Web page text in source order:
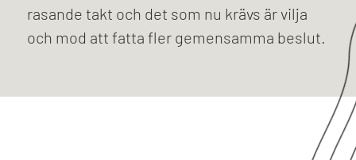
rasande takt och det som nu krävs är vilja
och mod att fatta fler gemensamma beslut.